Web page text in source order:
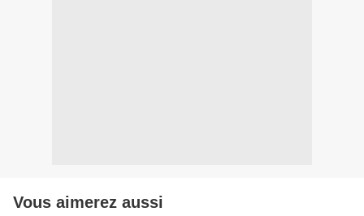
Vous aimerez aussi